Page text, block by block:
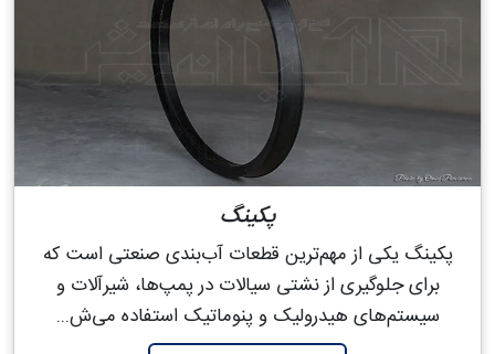
پکینگ
پکینگ یکی از مهم‌ترین قطعات آب‌بندی صنعتی است که
برای جلوگیری از نشتی سیالات در پمپ‌ها، شیرآلات و
سیستم‌های هیدرولیک و پنوماتیک استفاده می‌ش...